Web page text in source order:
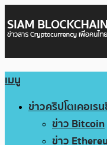
เมนู
ข่าวคริปโตเคอเร
ข่าว Bitcoin
ข่าว